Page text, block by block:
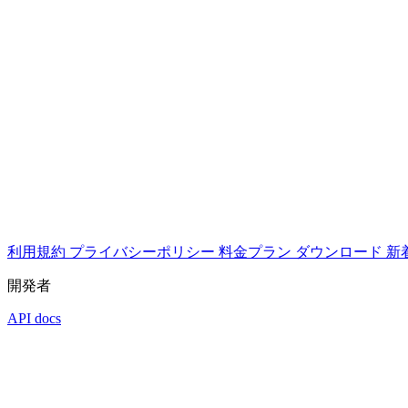
利用規約 プライバシーポリシー 料金プラン ダウンロード 新
開発者
API docs